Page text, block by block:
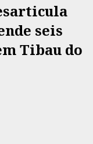
seis
Tibau do